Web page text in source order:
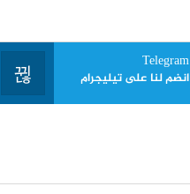
Telegram
انضم لنا على تيليجرام